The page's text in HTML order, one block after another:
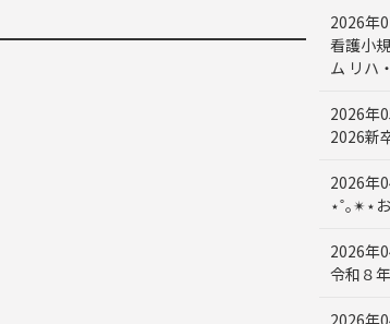
2026年
看護小
ム リハ
2026年
2026新
2026年
⋆˚｡✴︎⋆
2026年
令和８